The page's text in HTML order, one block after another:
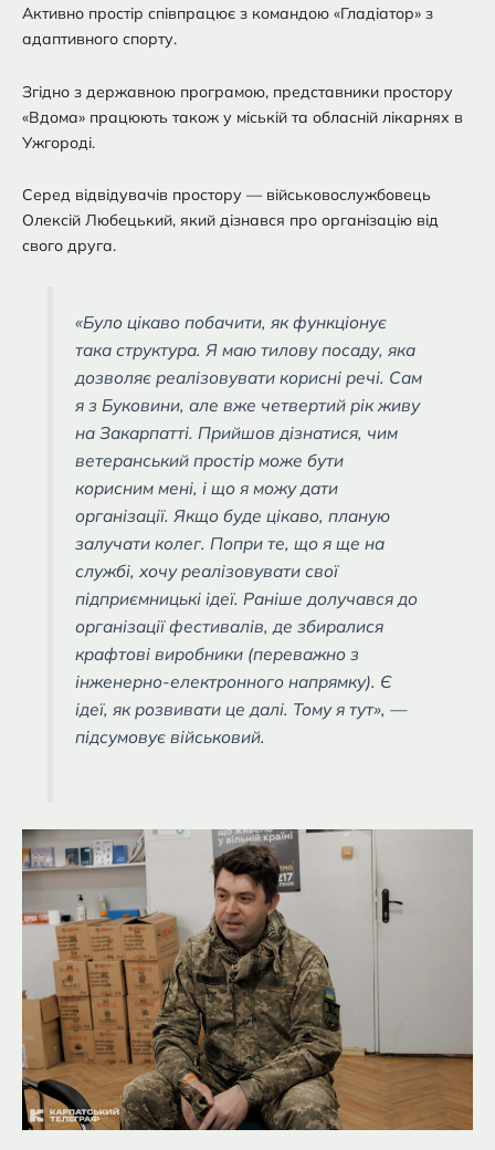
Активно простір співпрацює з командою «Гладіатор» з
адаптивного спорту.
Згідно з державною програмою, представники простору
«Вдома» працюють також у міській та обласній лікарнях в
Ужгороді.
Серед відвідувачів простору — військовослужбовець
Олексій Любецький, який дізнався про організацію від
свого друга.
«Було цікаво побачити, як функціонує
така структура. Я маю тилову посаду, яка
дозволяє реалізовувати корисні речі. Сам
я з Буковини, але вже четвертий рік живу
на Закарпатті. Прийшов дізнатися, чим
ветеранський простір може бути
корисним мені, і що я можу дати
організації. Якщо буде цікаво, планую
залучати колег. Попри те, що я ще на
службі, хочу реалізовувати свої
підприємницькі ідеї. Раніше долучався до
організації фестивалів, де збиралися
крафтові виробники (переважно з
інженерно-електронного напрямку). Є
ідеї, як розвивати це далі. Тому я тут», —
підсумовує військовий.